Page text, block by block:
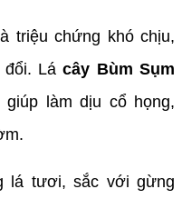
triệu chứng khó chịu,
Lá cây Bùm Sụm
làm dịu cổ họng,
lá tươi, sắc với gừng